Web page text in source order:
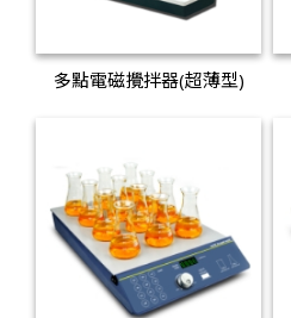
多點電磁攪拌器(超薄型)